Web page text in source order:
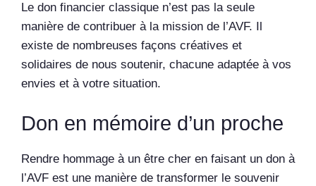
Le don financier classique n’est pas la seule
manière de contribuer à la mission de l’AVF. Il
existe de nombreuses façons créatives et
solidaires de nous soutenir, chacune adaptée à vos
envies et à votre situation.
Don en mémoire d’un proche
Rendre hommage à un être cher en faisant un don à
l’AVF est une manière de transformer le souvenir